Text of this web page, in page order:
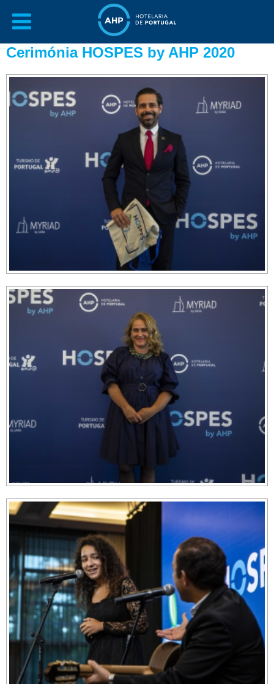
Cerimónia HOSPES by AHP 2020